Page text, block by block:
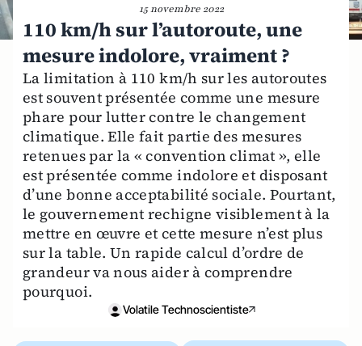
15 novembre 2022
110 km/h sur l’autoroute, une
mesure indolore, vraiment ?
La limitation à 110 km/h sur les autoroutes
est souvent présentée comme une mesure
phare pour lutter contre le changement
climatique. Elle fait partie des mesures
retenues par la « convention climat », elle
est présentée comme indolore et disposant
d’une bonne acceptabilité sociale. Pourtant,
le gouvernement rechigne visiblement à la
mettre en œuvre et cette mesure n’est plus
sur la table. Un rapide calcul d’ordre de
grandeur va nous aider à comprendre
pourquoi.
Volatile Technoscientiste